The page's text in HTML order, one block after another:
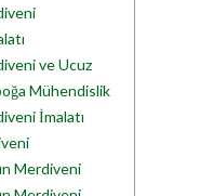
ve Ucuz
Mühendislik
İmalatı
Merdiveni